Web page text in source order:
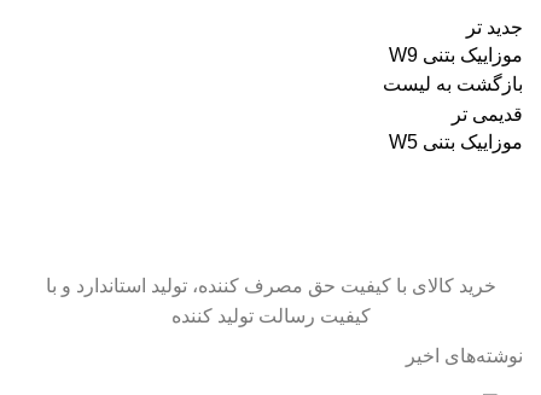
جدید تر
موزاییک بتنی W9
بازگشت به لیست
قدیمی تر
موزاییک بتنی W5
خرید کالای با کیفیت حق مصرف کننده، تولید استاندارد و با
کیفیت رسالت تولید کننده
نوشته‌های اخیر